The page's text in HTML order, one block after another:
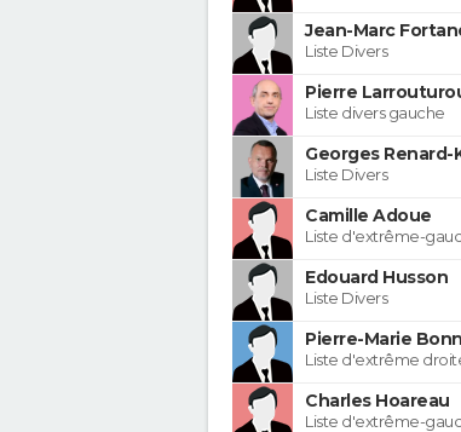
Jean-Marc
Liste Divers
Pierre
Liste divers gauche
Georges Renard-
Liste Divers
Camille Adoue
Liste d'extrême-
Edouard Husson
Liste Divers
Pierre-Marie
Liste d'extrême
Charles Hoareau
Liste d'extrême-